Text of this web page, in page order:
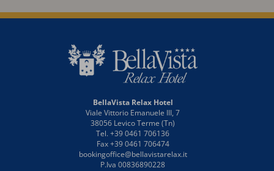
BellaVista Relax Hotel
Viale Vittorio Emanuele III, 7
38056 Levico Terme (Tn)
Tel. +39 0461 706136
Fax +39 0461 706474
bookingoffice@bellavistarelax.it
P.Iva 00836890228